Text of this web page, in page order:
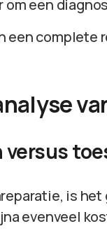
om een
een complete
versus
is het
evenveel